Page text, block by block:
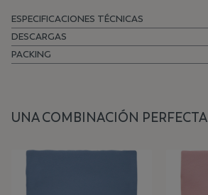
ESPECIFICACIONES TÉCNICAS
DESCARGAS
PACKING
UNA COMBINACIÓN PERFECTA